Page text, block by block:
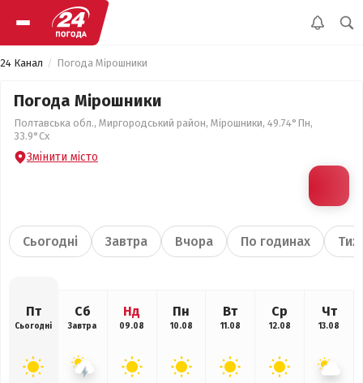
24 Канал Погода Мірошники
Погода Мірошники
Полтавська обл., Миргородський район, Мірошники, 49.74°Пн,
33.9°Сх
Змінити місто
Сьогодні Завтра Вчора По годинах
Пт
Сьогодні
Сб
Завтра
Нд
09.08
Пн
10.08
Вт
11.08
Ср
12.08
Чт
13.08